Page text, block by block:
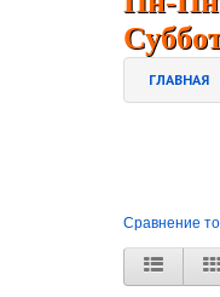
ГЛАВНАЯ
Сравнение